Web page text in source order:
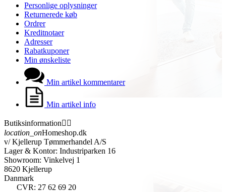
Personlige oplysninger
Returnerede køb
Ordrer
Kreditnotaer
Adresser
Rabatkuponer
Min ønskeliste
Min artikel kommentarer
Min artikel info
Butiksinformation 
location_onHomeshop.dk
v/ Kjellerup Tømmerhandel A/S
Lager & Kontor: Industriparken 16
Showroom: Vinkelvej 1
8620 Kjellerup
Danmark
CVR: 27 62 69 20